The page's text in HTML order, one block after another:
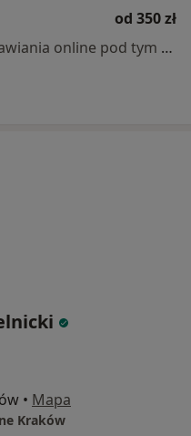
od 350 zł
Specjalista nie oferuje umawiania online pod tym adresem.
• Mapa
Kraków